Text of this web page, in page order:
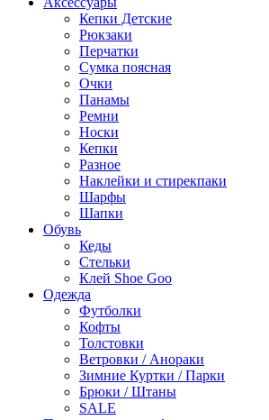
Кепки Детские
Рюкзаки
Перчатки
Сумка поясная
Очки
Панамы
Ремни
Носки
Кепки
Разное
Наклейки и стирекпаки
Шарфы
Шапки
Обувь
Кеды
Стельки
Клей Shoe Goo
Одежда
Футболки
Кофты
Толстовки
Ветровки / Анораки
Зимние Куртки / Парки
Брюки / Штаны
SALE